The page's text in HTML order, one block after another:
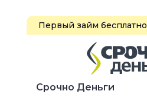
Первый займ бесплатно
Срочно Деньги